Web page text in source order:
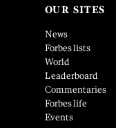
OUR SITES
News
Forbes lists
World
Leaderboard
Commentaries
Forbes life
Events